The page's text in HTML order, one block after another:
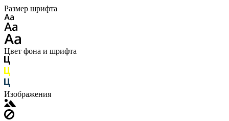
Размер шрифта
Цвет фона и шрифта
Изображения